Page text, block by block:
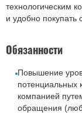
технологическим
и удобно покупать
Обязанности
Повышение
потенциальных
компанией
обращения